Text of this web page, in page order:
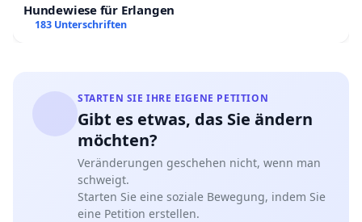
Hundewiese für Erlangen
183 Unterschriften
STARTEN SIE IHRE EIGENE PETITION
Gibt es etwas, das Sie ändern
möchten?
Veränderungen geschehen nicht, wenn man
schweigt.
Starten Sie eine soziale Bewegung, indem Sie
eine Petition erstellen.